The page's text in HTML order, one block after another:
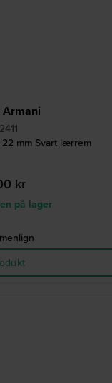
Armani
22 mm Svart lærrem
kr
på lager